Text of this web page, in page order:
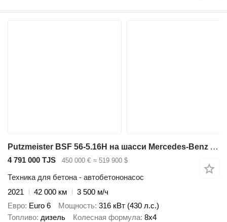
Putzmeister BSF 56-5.16H на шасси Mercedes-Benz Arocs 4443
4 791 000 TJS 450 000 € ≈ 519 900 $
Техника для бетона - автобетононасос
2021
42 000 км
3 500 м/ч
Евро Euro 6 Мощность 316 кВт (430 л.с.)
Топливо дизель Колесная формула 8x4